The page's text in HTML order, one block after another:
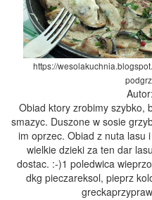
https://
Obiad ktory zrobimy szybko,
smazyc. Duszone w sosie
im oprzec. Obiad z nuta lasu
wielkie dzieki za ten dar
dostac. :-)1 poledwica
dkg pieczareksol, pieprz